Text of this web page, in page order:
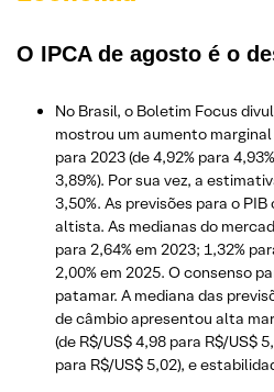
O IPCA de agosto é o
No Brasil, o Boletim Focus
mostrou um aumento
para 2023 (de 4,92% para
3,89%). Por sua vez, a
3,50%. As previsões para o
altista. As medianas do
para 2,64% em 2023; 1,32%
2,00% em 2025. O consenso
patamar. A mediana das
de câmbio apresentou alta
(de R$/US$ 4,98 para R$/US$
para R$/US$ 5,02), e